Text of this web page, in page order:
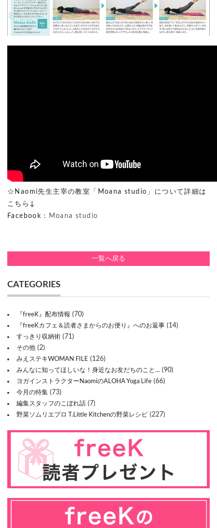
☆Naomi先生主宰の教室「Moana studio」について詳細は
こちら↓
Facebook：
Moana studio
一覧へ戻る
CATEGORIES
『freeK』配布情報 (70)
『freeKカフェ＆読者さまからのお便り』へのお返事 (14)
すっきり収納術 (71)
その他 (2)
みえステキWOMAN FILE (126)
みんなに知ってほしいな！身近なお友だちのこと… (90)
ヨガインストラクターNaomiのALOHA Yoga Life (66)
今月の特集 (73)
編集スタッフのこぼれ話 (7)
野菜ソムリエプロ T.Little Kitchenの野菜レシピ (227)